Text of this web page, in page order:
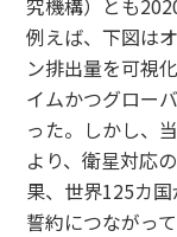
例えば、下図は
ン排出量を可視
イムかつグロー
った。しかし、
より、衛星対応
果、世界125カ
誓約につながって